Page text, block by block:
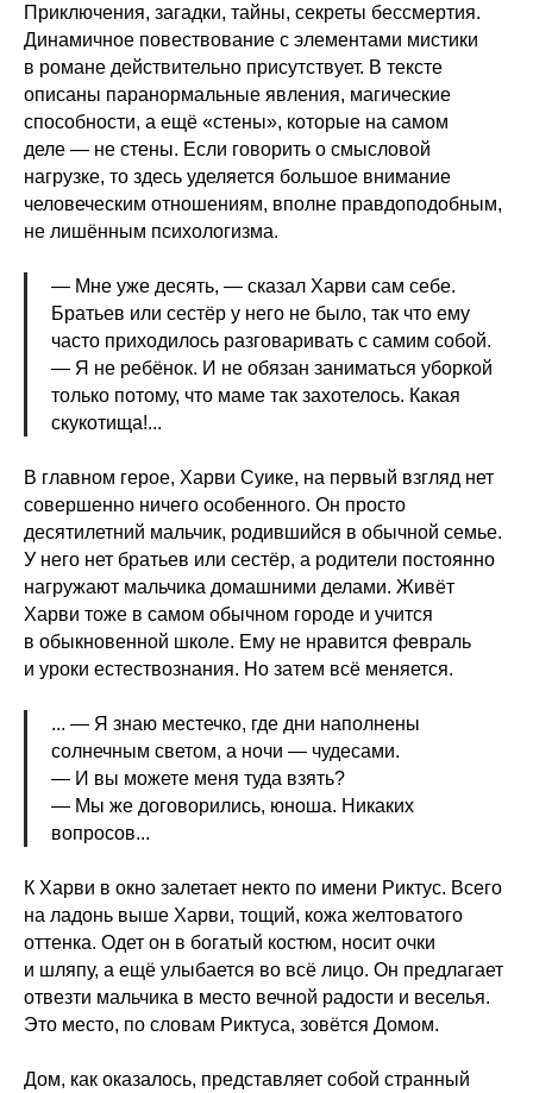
Приключения, загадки, тайны, секреты бессмертия.
Динамичное повествование с элементами мистики
в романе действительно присутствует. В тексте
описаны паранормальные явления, магические
способности, а ещё «стены», которые на самом
деле — не стены. Если говорить о смысловой
нагрузке, то здесь уделяется большое внимание
человеческим отношениям, вполне правдоподобным,
не лишённым психологизма.
— Мне уже десять, — сказал Харви сам себе.
Братьев или сестёр у него не было, так что ему
часто приходилось разговаривать с самим собой.
— Я не ребёнок. И не обязан заниматься уборкой
только потому, что маме так захотелось. Какая
скукотища!...
В главном герое, Харви Суике, на первый взгляд нет
совершенно ничего особенного. Он просто
десятилетний мальчик, родившийся в обычной семье.
У него нет братьев или сестёр, а родители постоянно
нагружают мальчика домашними делами. Живёт
Харви тоже в самом обычном городе и учится
в обыкновенной школе. Ему не нравится февраль
и уроки естествознания. Но затем всё меняется.
... — Я знаю местечко, где дни наполнены
солнечным светом, а ночи — чудесами.
— И вы можете меня туда взять?
— Мы же договорились, юноша. Никаких
вопросов...
К Харви в окно залетает некто по имени Риктус. Всего
на ладонь выше Харви, тощий, кожа желтоватого
оттенка. Одет он в богатый костюм, носит очки
и шляпу, а ещё улыбается во всё лицо. Он предлагает
отвезти мальчика в место вечной радости и веселья.
Это место, по словам Риктуса, зовётся Домом.
Дом, как оказалось, представляет собой странный